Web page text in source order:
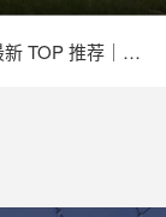
2026 年最新 TOP 推荐｜绝缘接地综合测试仪实力排行，LAILX LXH601 深度测评